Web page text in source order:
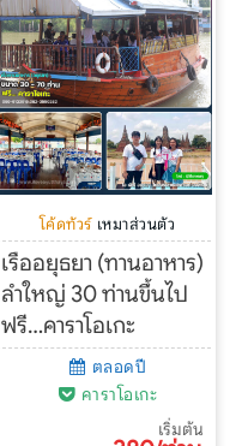
โค้ดทัวร์ เหมาส่วนตัว
เรืออยุธยา (ทานอาหาร)
ลำใหญ่ 30 ท่านขึ้นไป
ฟรี…คาราโอเกะ
ตลอดปี
คาราโอเกะ
เริ่มต้น